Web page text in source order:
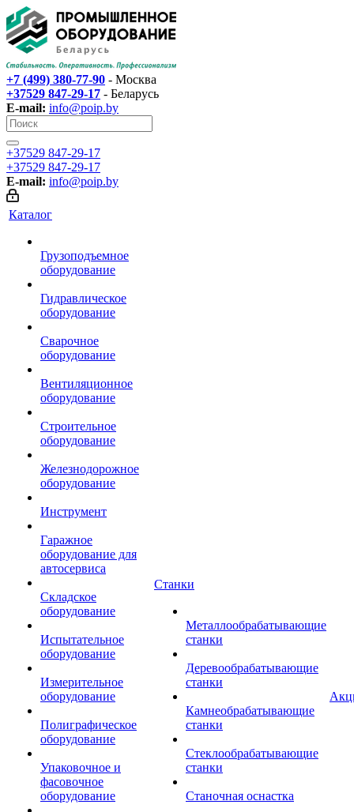
+7 (499) 380-77-90 - Москва
+37529 847-29-17‬ - Беларусь
E-mail: info@poip.by
+37529 847-29-17‬
+37529 847-29-17‬
E-mail: info@poip.by
Каталог
Грузоподъемное
оборудование
Гидравлическое
оборудование
Сварочное
оборудование
Вентиляционное
оборудование
Строительное
оборудование
Железнодорожное
оборудование
Инструмент
Гаражное
оборудование для
автосервиса
Складское
оборудование
Испытательное
оборудование
Измерительное
оборудование
Полиграфическое
оборудование
Упаковочное и
фасовочное
оборудование
Станки
Металлообрабатывающие
станки
Деревообрабатывающие
станки
Камнеобрабатывающие
станки
Стеклообрабатывающие
станки
Станочная оснастка